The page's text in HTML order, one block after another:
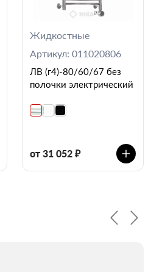
Жидкостные
Артикул: 011020806
ЛВ (г4)-80/60/67 без
полочки электрический
от 31 052 ₽